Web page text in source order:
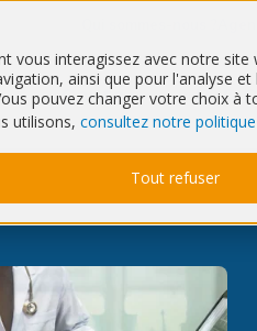
vous interagissez avec notre site
ainsi que pour l'analyse et
pouvez changer votre choix à
utilisons, consultez notre
Tout refuser
Santé IT &